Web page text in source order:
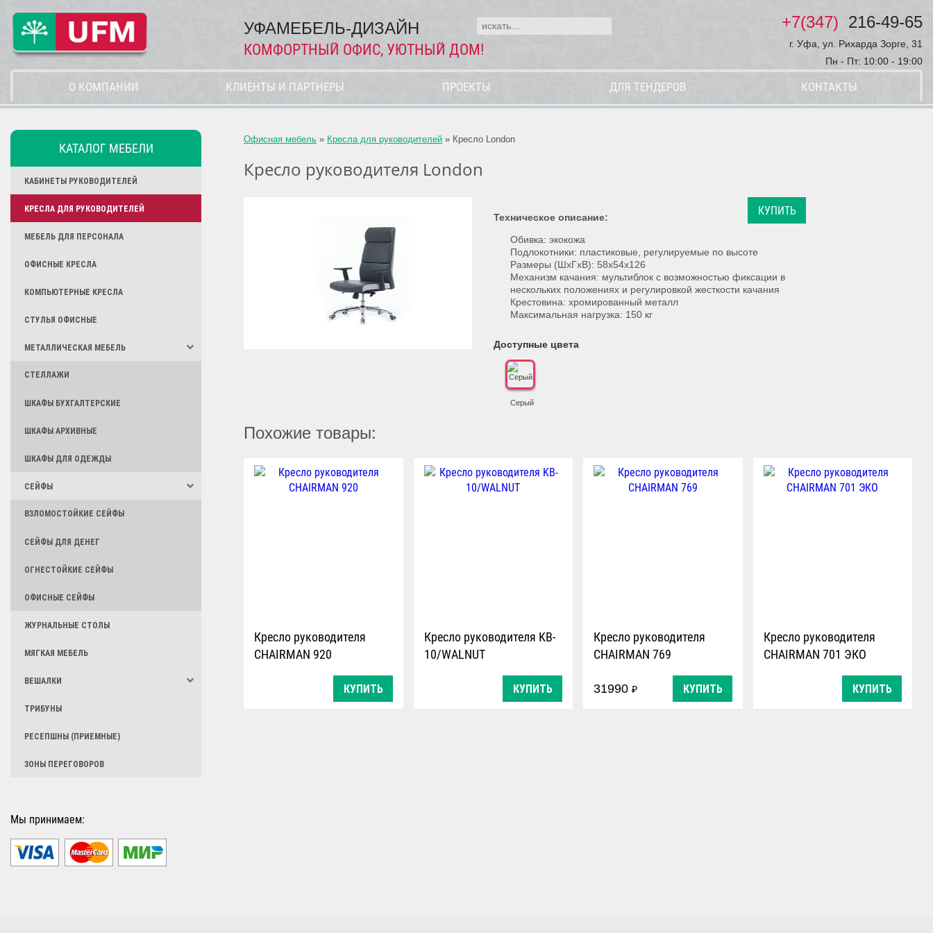
УФАМЕБЕЛЬ-ДИЗАЙН
КОМФОРТНЫЙ ОФИС, УЮТНЫЙ ДОМ!
+7(347) 216-49-65
г. Уфа, ул. Рихарда Зорге, 31
Пн - Пт: 10:00 - 19:00
О КОМПАНИИ КЛИЕНТЫ И ПАРТНЕРЫ ПРОЕКТЫ ДЛЯ ТЕНДЕРОВ КОНТАКТЫ
КАТАЛОГ МЕБЕЛИ
КАБИНЕТЫ РУКОВОДИТЕЛЕЙ
КРЕСЛА ДЛЯ РУКОВОДИТЕЛЕЙ
МЕБЕЛЬ ДЛЯ ПЕРСОНАЛА
ОФИСНЫЕ КРЕСЛА
КОМПЬЮТЕРНЫЕ КРЕСЛА
СТУЛЬЯ ОФИСНЫЕ
МЕТАЛЛИЧЕСКАЯ МЕБЕЛЬ
СТЕЛЛАЖИ
ШКАФЫ БУХГАЛТЕРСКИЕ
ШКАФЫ АРХИВНЫЕ
ШКАФЫ ДЛЯ ОДЕЖДЫ
СЕЙФЫ
ВЗЛОМОСТОЙКИЕ СЕЙФЫ
СЕЙФЫ ДЛЯ ДЕНЕГ
ОГНЕСТОЙКИЕ СЕЙФЫ
ОФИСНЫЕ СЕЙФЫ
ЖУРНАЛЬНЫЕ СТОЛЫ
МЯГКАЯ МЕБЕЛЬ
ВЕШАЛКИ
ТРИБУНЫ
РЕСЕПШНЫ (ПРИЕМНЫЕ)
ЗОНЫ ПЕРЕГОВОРОВ
Мы принимаем:
Офисная мебель » Кресла для руководителей » Кресло London
Кресло руководителя London
КУПИТЬ
Техническое описание:
Обивка: экокожа
Подлокотники: пластиковые, регулируемые по высоте
Размеры (ШхГхВ): 58x54x126
Механизм качания: мультиблок с возможностью фиксации в
нескольких положениях и регулировкой жесткости качания
Крестовина: хромированный металл
Максимальная нагрузка: 150 кг
Доступные цвета
Серый
Похожие товары:
Кресло руководителя
CHAIRMAN 920
КУПИТЬ
Кресло руководителя KB-
10/WALNUT
КУПИТЬ
Кресло руководителя
CHAIRMAN 769
31990 ₽ КУПИТЬ
Кресло руководителя
CHAIRMAN 701 ЭКО
КУПИТЬ